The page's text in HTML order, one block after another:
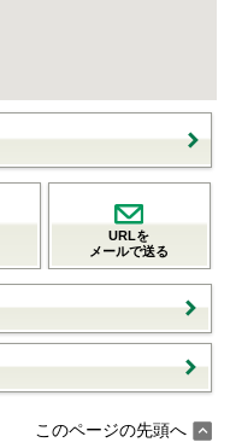
URLを
メールで送る
このページの先頭へ